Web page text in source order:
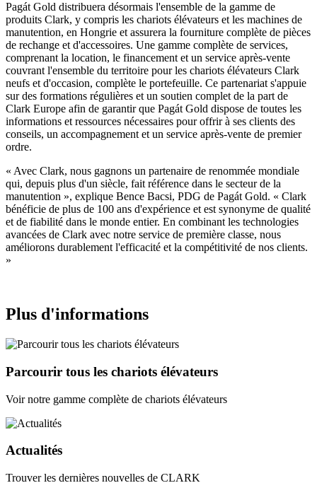
Pagát Gold distribuera désormais l'ensemble de la gamme de
produits Clark, y compris les chariots élévateurs et les machines de
manutention, en Hongrie et assurera la fourniture complète de pièces
de rechange et d'accessoires. Une gamme complète de services,
comprenant la location, le financement et un service après-vente
couvrant l'ensemble du territoire pour les chariots élévateurs Clark
neufs et d'occasion, complète le portefeuille. Ce partenariat s'appuie
sur des formations régulières et un soutien complet de la part de
Clark Europe afin de garantir que Pagát Gold dispose de toutes les
informations et ressources nécessaires pour offrir à ses clients des
conseils, un accompagnement et un service après-vente de premier
ordre.
« Avec Clark, nous gagnons un partenaire de renommée mondiale
qui, depuis plus d'un siècle, fait référence dans le secteur de la
manutention », explique Bence Bacsi, PDG de Pagát Gold. « Clark
bénéficie de plus de 100 ans d'expérience et est synonyme de qualité
et de fiabilité dans le monde entier. En combinant les technologies
avancées de Clark avec notre service de première classe, nous
améliorons durablement l'efficacité et la compétitivité de nos clients.
»
Plus d'informations
Parcourir tous les chariots élévateurs
Voir notre gamme complète de chariots élévateurs
Actualités
Trouver les dernières nouvelles de CLARK